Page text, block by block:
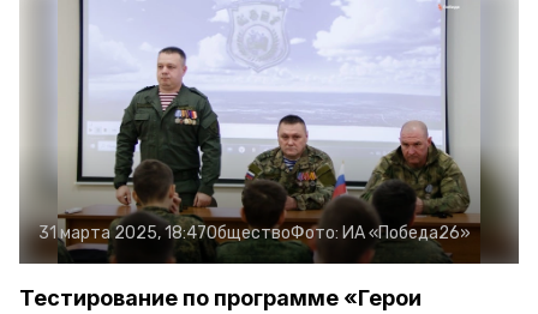
31 марта 2025, 18:47ОбществоФото: ИА «Победа26»
Тестирование по программе «Герои